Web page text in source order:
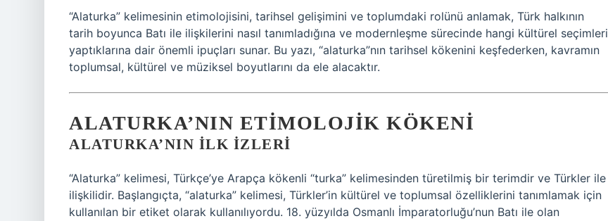
“Alaturka” kelimesinin etimolojisini, tarihsel gelişimini ve toplumdaki rolünü anlamak, Türk halkının
tarih boyunca Batı ile ilişkilerini nasıl tanımladığına ve modernleşme sürecinde hangi kültürel seçimleri
yaptıklarına dair önemli ipuçları sunar. Bu yazı, “alaturka”nın tarihsel kökenini keşfederken, kavramın
toplumsal, kültürel ve müziksel boyutlarını da ele alacaktır.
ALATURKA’NIN ETIMOLOJIK KÖKENI
ALATURKA’NIN İLK İZLERI
“Alaturka” kelimesi, Türkçe’ye Arapça kökenli “turka” kelimesinden türetilmiş bir terimdir ve Türkler ile
ilişkilidir. Başlangıçta, “alaturka” kelimesi, Türkler’in kültürel ve toplumsal özelliklerini tanımlamak için
kullanılan bir etiket olarak kullanılıyordu. 18. yüzyılda Osmanlı İmparatorluğu’nun Batı ile olan